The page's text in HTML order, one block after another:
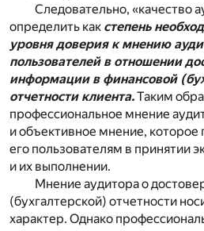
Следовательно, «качество
определить как степень
уровня доверия к мнению
пользователей в отношении
информации в финансовой
отчетности клиента.Таким
профессиональное мнение
и объективное мнение, которое
его пользователям в принятии
и их выполнении.
Мнение аудитора о
(бухгалтерской) отчетности
характер. Однако